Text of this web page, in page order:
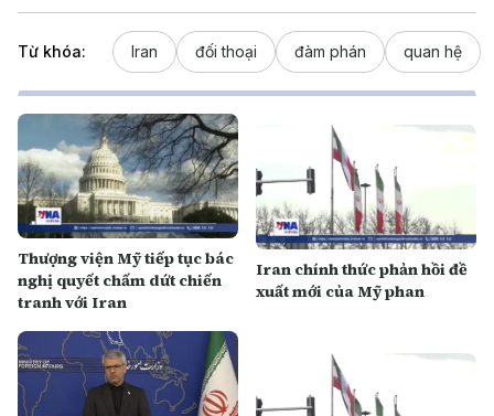
Từ khóa: Iran đối thoại đàm phán quan hệ
Thượng viện Mỹ tiếp tục bác
nghị quyết chấm dứt chiến
tranh với Iran
Iran chính thức phản hồi đề
xuất mới của Mỹ phan